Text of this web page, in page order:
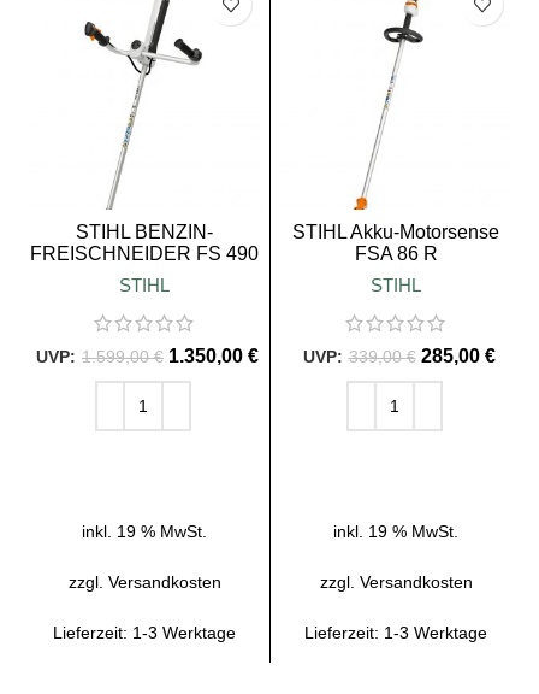
STIHL BENZIN-
FREISCHNEIDER FS 490
C-EM K
STIHL
1.599,00€ 1.350,00 €
inkl. 19 % MwSt.
zzgl. Versandkosten
Lieferzeit: 1-3 Werktage
STIHL Akku-Motorsense
FSA 86 R
STIHL
339,00€ 285,00 €
inkl. 19 % MwSt.
zzgl. Versandkosten
Lieferzeit: 1-3 Werktage